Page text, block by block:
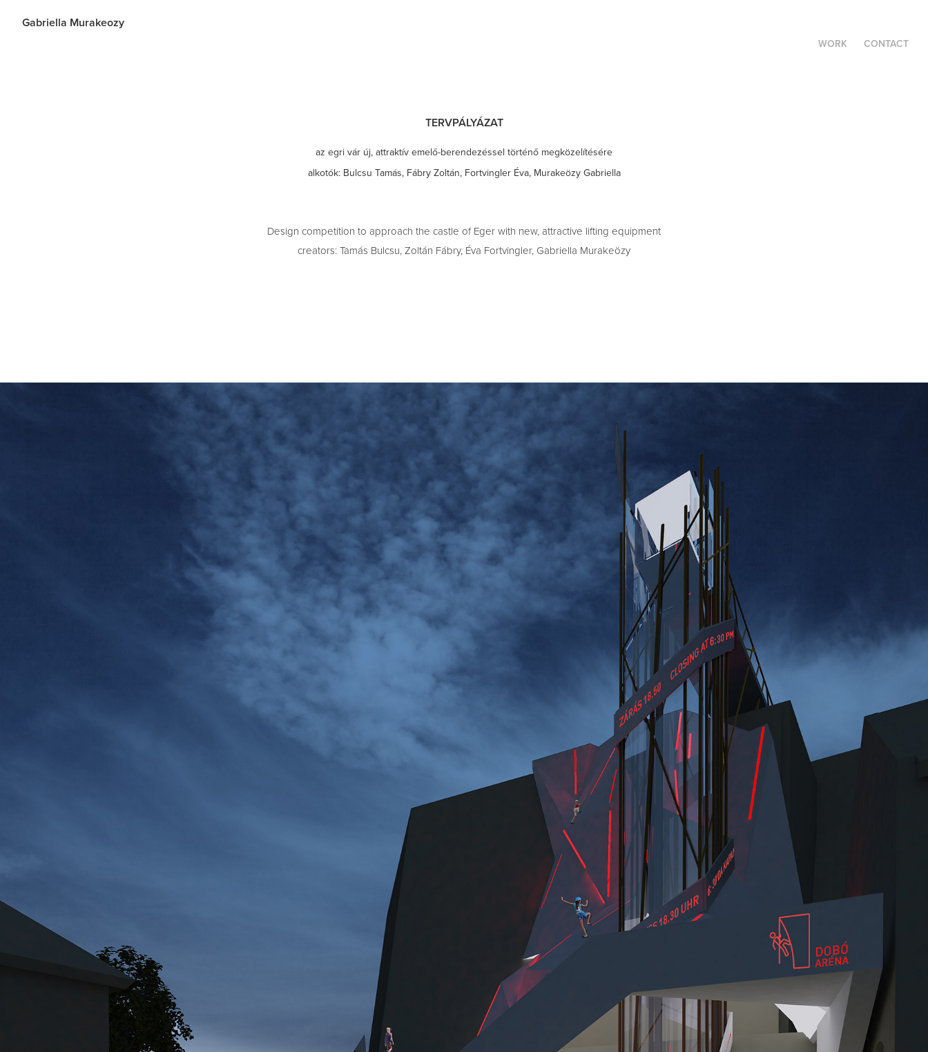
Gabriella Murakeozy
WORK CONTACT
TERVPÁLYÁZAT
az egri vár új, attraktív emelő-berendezéssel történő megközelítésére
alkotók: Bulcsu Tamás, Fábry Zoltán, Fortvingler Éva, Murakeözy Gabriella
Design competition to approach the castle of Eger with new, attractive lifting equipment
creators: Tamás Bulcsu, Zoltán Fábry, Éva Fortvingler, Gabriella Murakeözy